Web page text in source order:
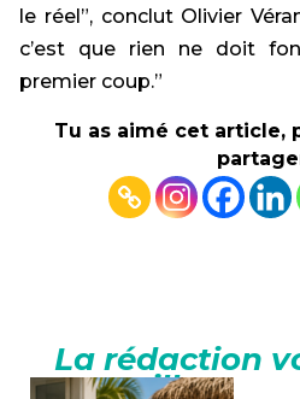
le réel”, conclut Olivier
c’est que rien ne doit
premier coup.”
Tu as aimé cet article,
La rédaction
conseille